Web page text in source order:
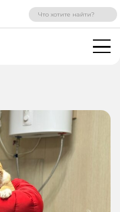
ВХОД РЕГИСТРАЦИЯ